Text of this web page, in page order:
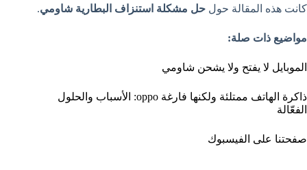
كانت هذه المقالة حول حل مشكلة استنزاف البطارية شاومي.
مواضيع ذات صلة:
الموبايل لا يفتح ولا يشحن شاومي
ذاكرة الهاتف ممتلئة ولكنها فارغة oppo: الأسباب والحلول
الفعّالة
صفحتنا على الفيسبوك